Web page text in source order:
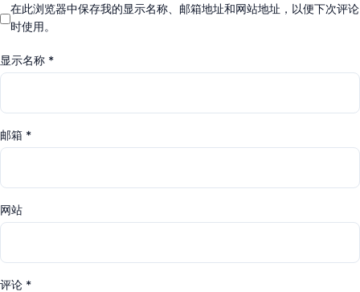
在此浏览器中保存我的显示名称、邮箱地址和网站地址，以便下次评论
时使用。
显示名称 *
邮箱 *
网站
评论 *